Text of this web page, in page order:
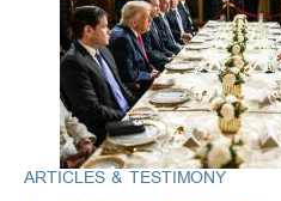
ARTICLES & TESTIMONY